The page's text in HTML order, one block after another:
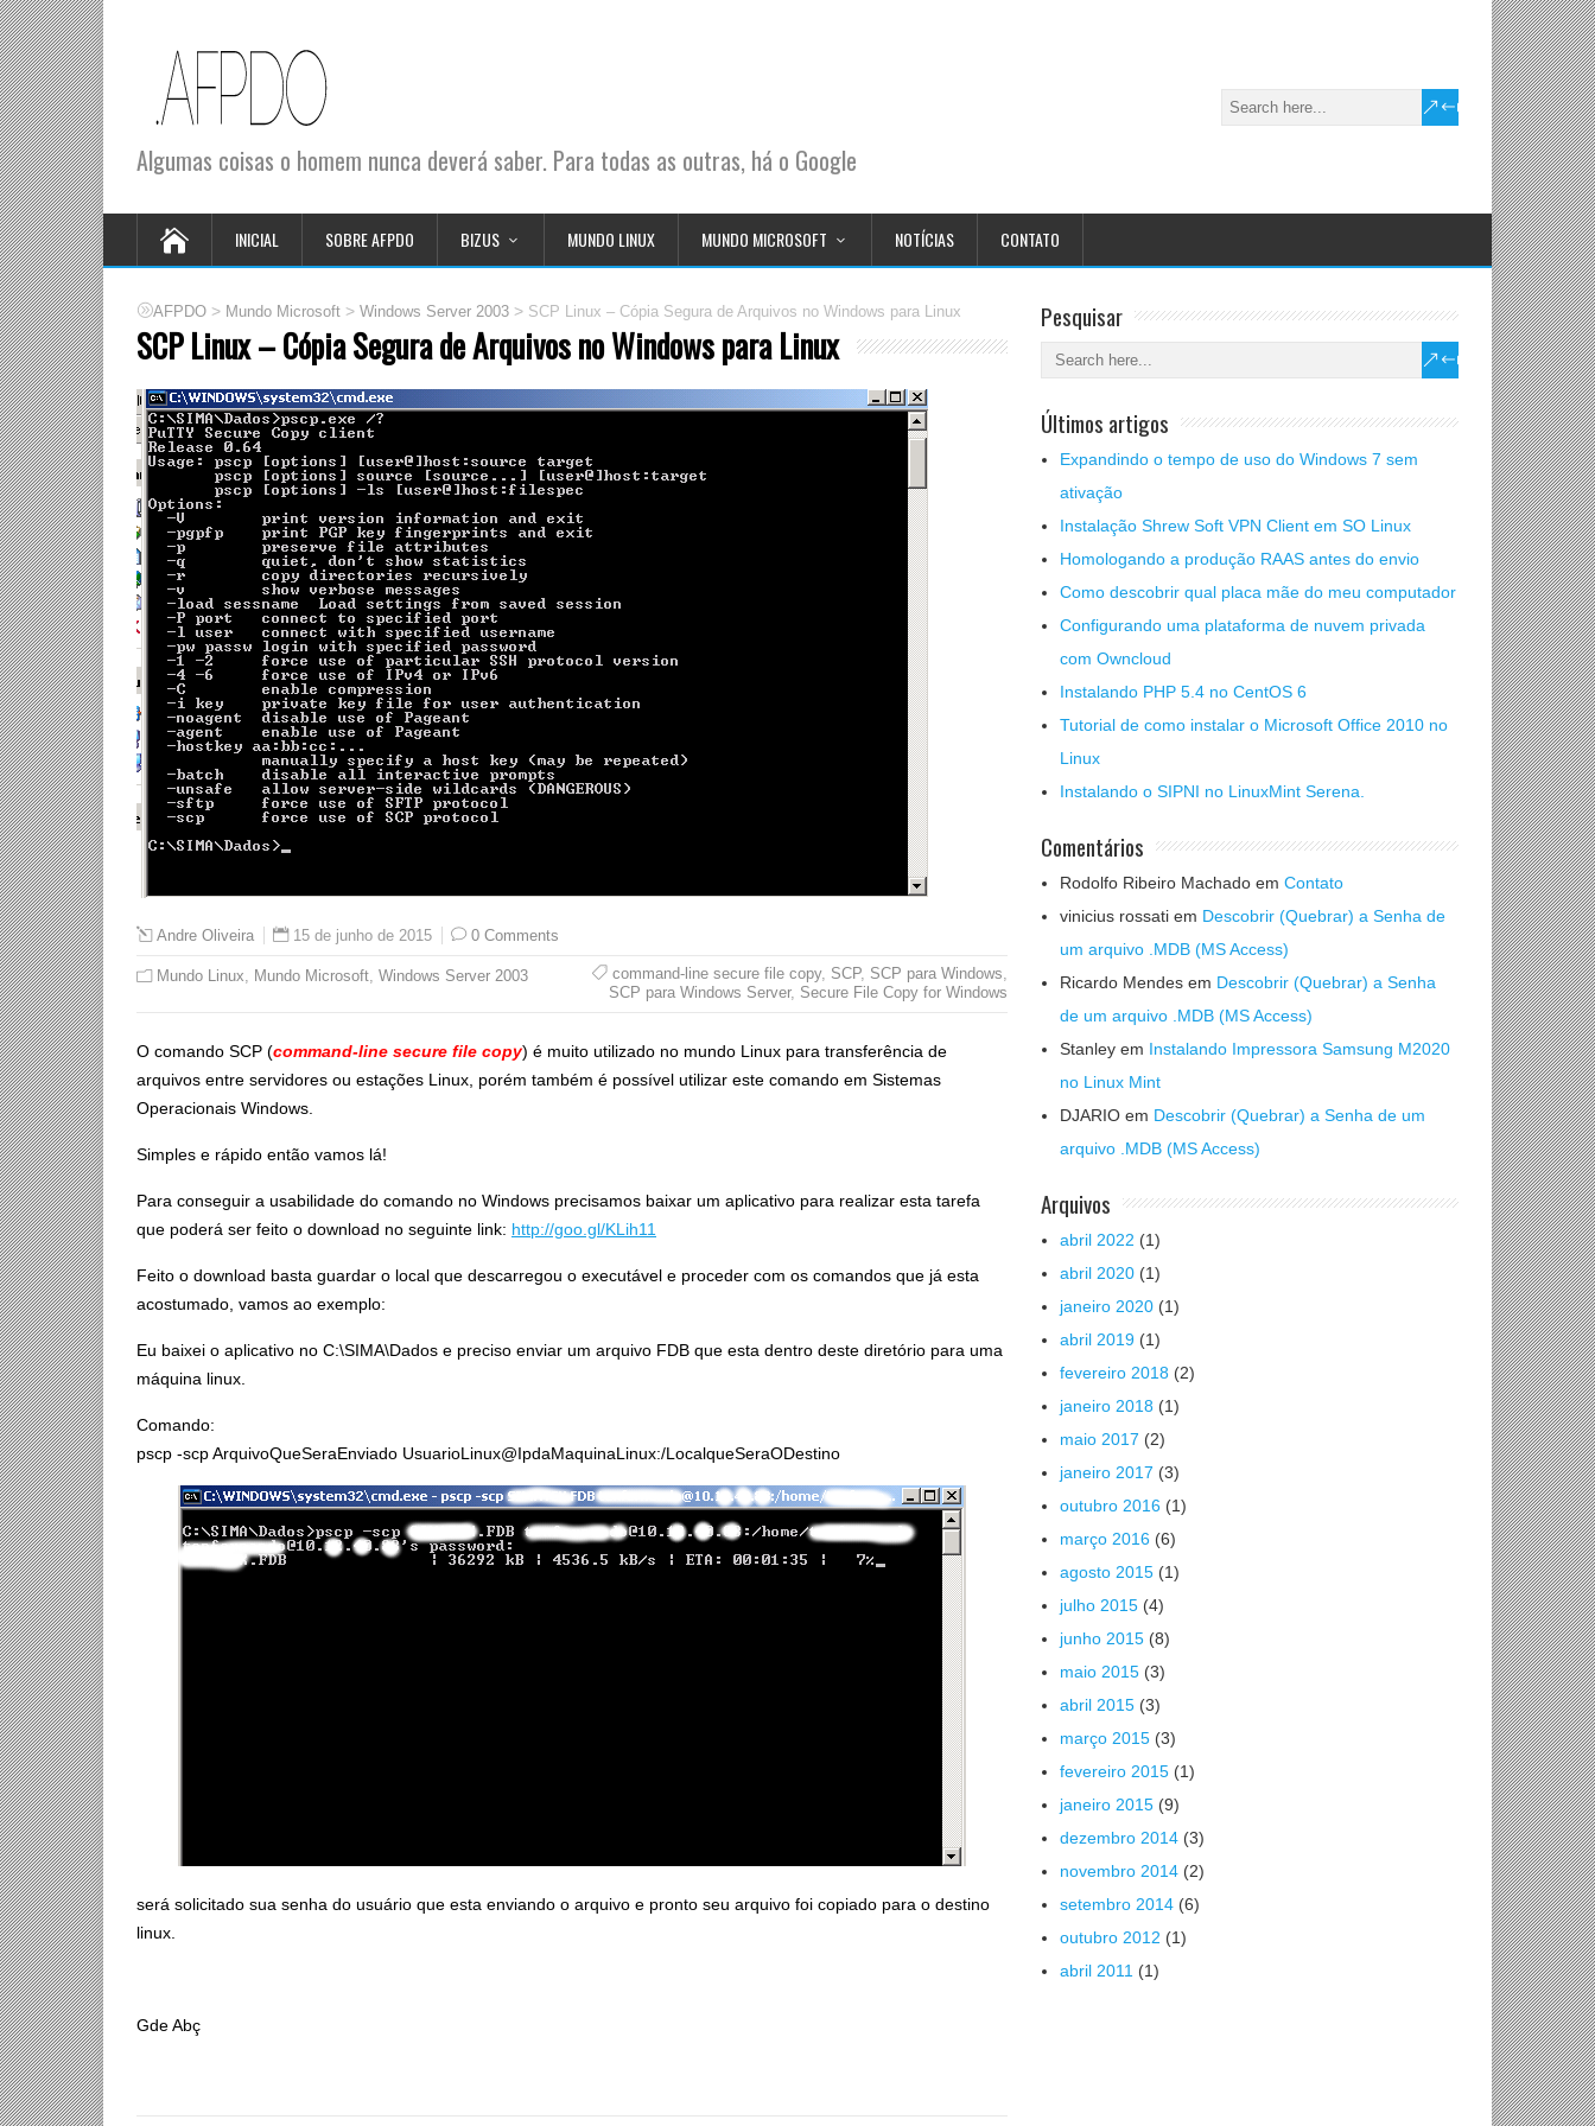
Algumas coisas o homem nunca deverá saber. Para todas as outras, há o Google
INICIAL SOBRE AFPDO BIZUS MUNDO LINUX MUNDO MICROSOFT NOTÍCIAS CONTATO
AFPDO > Mundo Microsoft > Windows Server 2003 > SCP Linux – Cópia Segura de Arquivos no Windows para Linux
SCP Linux – Cópia Segura de Arquivos no Windows para Linux
Andre Oliveira 15 de junho de 2015 0 Comments
Mundo Linux, Mundo Microsoft, Windows Server 2003 command-line secure file copy, SCP, SCP para Windows,
SCP para Windows Server, Secure File Copy for Windows
O comando SCP (command-line secure file copy) é muito utilizado no mundo Linux para transferência de
arquivos entre servidores ou estações Linux, porém também é possível utilizar este comando em Sistemas
Operacionais Windows.
Simples e rápido então vamos lá!
Para conseguir a usabilidade do comando no Windows precisamos baixar um aplicativo para realizar esta tarefa
que poderá ser feito o download no seguinte link: http://goo.gl/KLih11
Feito o download basta guardar o local que descarregou o executável e proceder com os comandos que já esta
acostumado, vamos ao exemplo:
Eu baixei o aplicativo no C:\SIMA\Dados e preciso enviar um arquivo FDB que esta dentro deste diretório para uma
máquina linux.
Comando:
pscp -scp ArquivoQueSeraEnviado UsuarioLinux@IpdaMaquinaLinux:/LocalqueSeraODestino
será solicitado sua senha do usuário que esta enviando o arquivo e pronto seu arquivo foi copiado para o destino
linux.
Gde Abç
Pesquisar
Últimos artigos
Expandindo o tempo de uso do Windows 7 sem
ativação
Instalação Shrew Soft VPN Client em SO Linux
Homologando a produção RAAS antes do envio
Como descobrir qual placa mãe do meu computador
Configurando uma plataforma de nuvem privada
com Owncloud
Instalando PHP 5.4 no CentOS 6
Tutorial de como instalar o Microsoft Office 2010 no
Linux
Instalando o SIPNI no LinuxMint Serena.
Comentários
Rodolfo Ribeiro Machado em Contato
vinicius rossati em Descobrir (Quebrar) a Senha de
um arquivo .MDB (MS Access)
Ricardo Mendes em Descobrir (Quebrar) a Senha
de um arquivo .MDB (MS Access)
Stanley em Instalando Impressora Samsung M2020
no Linux Mint
DJARIO em Descobrir (Quebrar) a Senha de um
arquivo .MDB (MS Access)
Arquivos
abril 2022 (1)
abril 2020 (1)
janeiro 2020 (1)
abril 2019 (1)
fevereiro 2018 (2)
janeiro 2018 (1)
maio 2017 (2)
janeiro 2017 (3)
outubro 2016 (1)
março 2016 (6)
agosto 2015 (1)
julho 2015 (4)
junho 2015 (8)
maio 2015 (3)
abril 2015 (3)
março 2015 (3)
fevereiro 2015 (1)
janeiro 2015 (9)
dezembro 2014 (3)
novembro 2014 (2)
setembro 2014 (6)
outubro 2012 (1)
abril 2011 (1)